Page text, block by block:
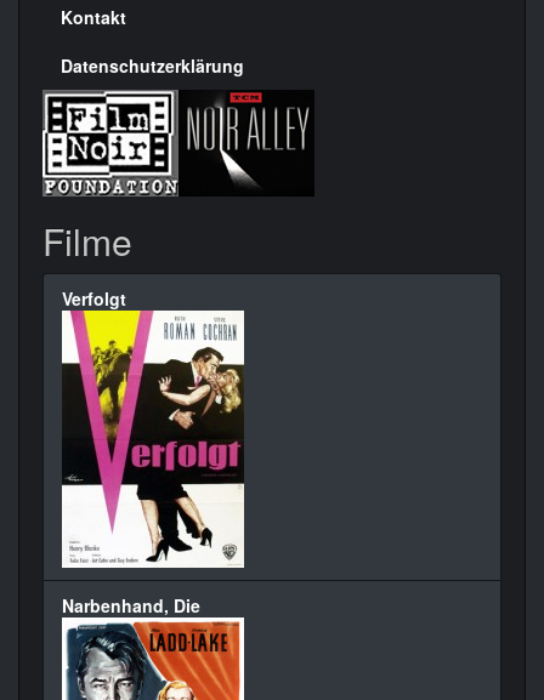
Kontakt
Datenschutzerklärung
Filme
Verfolgt
Narbenhand, Die